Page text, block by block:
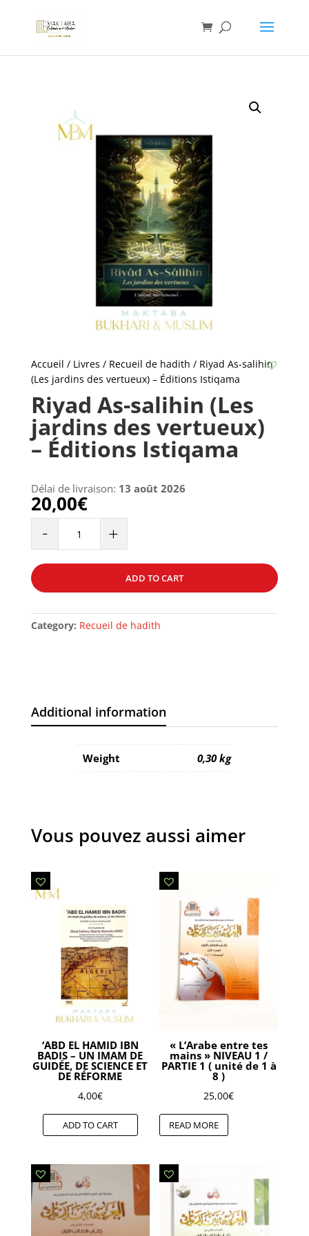
Accueil / Livres / Recueil de hadith / Riyad As-salihin
(Les jardins des vertueux) – Éditions Istiqama
Riyad As-salihin (Les
jardins des vertueux)
– Éditions Istiqama
Délai de livraison: 13 août 2026
20,00€
-
(Les
jardins
vertueux)
–
+
ADD TO CART
Category: Recueil de hadith
Additional information
Weight 0,30 kg
Vous pouvez aussi aimer
‘ABD EL HAMID IBN
BADIS – UN IMAM DE
GUIDÉE, DE SCIENCE ET
DE RÉFORME
4,00€
ADD TO CART
« L’Arabe entre tes
mains » NIVEAU 1 /
PARTIE 1 ( unité de 1 à
8 )
25,00€
READ MORE